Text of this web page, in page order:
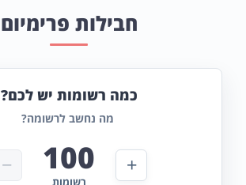
חבילות פרימיום
כמה רשומות יש לכם?
מה נחשב לרשומה?
− 100
רשומות
+